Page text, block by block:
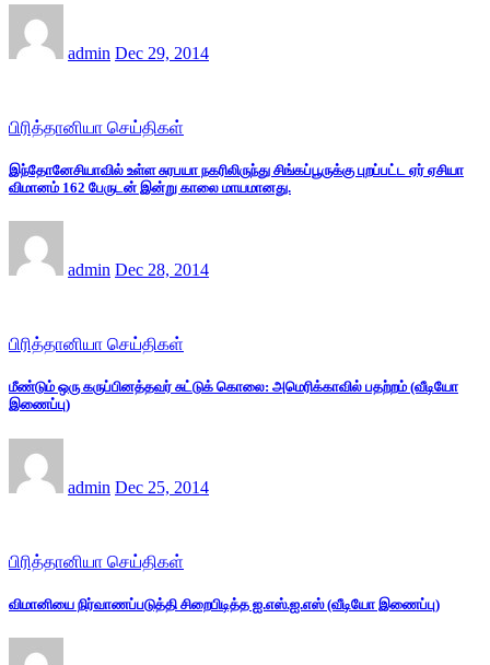
admin Dec 29, 2014
பிரித்தானியா செய்திகள்
இந்தோனேசியாவில் உள்ள சுரபயா நகரிலிருந்து சிங்கப்பூருக்கு புறப்பட்ட ஏர் ஏசியா
விமானம் 162 பேருடன் இன்று காலை மாயமானது.
admin Dec 28, 2014
பிரித்தானியா செய்திகள்
மீண்டும் ஒரு கருப்பினத்தவர் சுட்டுக் கொலை: அமெரிக்காவில் பதற்றம் (வீடியோ
இணைப்பு)
admin Dec 25, 2014
பிரித்தானியா செய்திகள்
விமானியை நிர்வாணப்படுத்தி சிறைபிடித்த ஐ.எஸ்.ஐ.எஸ் (வீடியோ இணைப்பு)